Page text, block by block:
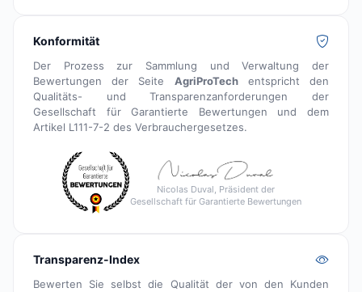
Konformität
Der Prozess zur Sammlung und Verwaltung der
Bewertungen der Seite AgriProTechentspricht den
Qualitäts- und Transparenzanforderungen der
Gesellschaft für Garantierte Bewertungen und dem
Artikel L111-7-2 des Verbrauchergesetzes.
Nicolas Duval, Präsident der
Gesellschaft für Garantierte Bewertungen
Transparenz-Index
Bewerten Sie selbst die Qualität der von den Kunden